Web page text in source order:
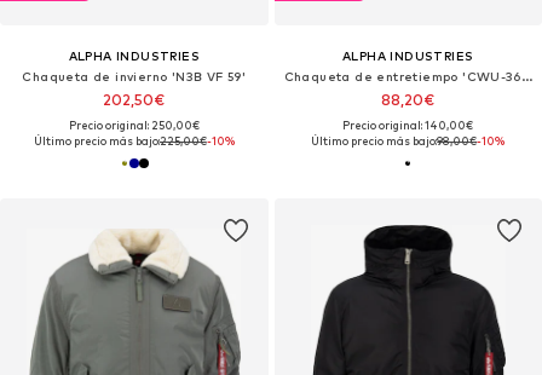
ALPHA INDUSTRIES
Chaqueta de invierno 'N3B VF 59'
202,50€
Precio original: 250,00€
Último precio más bajo:225,00€-10%
ALPHA INDUSTRIES
Chaqueta de entretiempo 'CWU-36/P'
88,20€
Precio original: 140,00€
Último precio más bajo:98,00€-10%